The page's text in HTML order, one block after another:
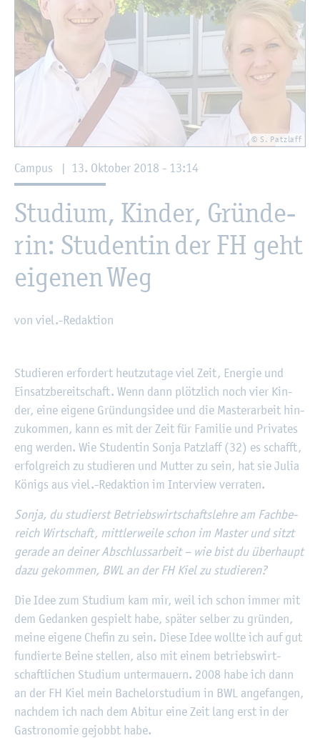
© S. Patzlaff
Cam­pus | 13. Ok­to­ber 2018 - 13:14
Stu­di­um, Kin­der, Grün­de­
rin: Stu­den­tin der FH geht
ei­ge­nen Weg
von viel.-Re­dak­ti­on
Stu­die­ren er­for­dert heut­zu­ta­ge viel Zeit, En­er­gie und
Ein­satz­be­reit­schaft. Wenn dann plötz­lich noch vier Kin­
der, eine ei­ge­ne Grün­dungs­idee und die Mas­ter­ar­beit hin­
zu­kom­men, kann es mit der Zeit für Fa­mi­lie und Pri­va­tes
eng wer­den. Wie Stu­den­tin Sonja Patzlaff (32) es schafft,
er­folg­reich zu stu­die­ren und Mut­ter zu sein, hat sie Julia
Kö­nigs aus viel.-Re­dak­ti­on im In­ter­view ver­ra­ten.
Sonja, du stu­dierst Be­triebs­wirt­schafts­leh­re am Fach­be­
reich Wirt­schaft, mitt­ler­wei­le schon im Mas­ter und sitzt
ge­ra­de an dei­ner Ab­schluss­ar­beit – wie bist du über­haupt
dazu ge­kom­men, BWL an der FH Kiel zu stu­die­ren?
Die Idee zum Stu­di­um kam mir, weil ich schon immer mit
dem Ge­dan­ken ge­spielt habe, spä­ter sel­ber zu grün­den,
meine ei­ge­ne Che­fin zu sein. Diese Idee woll­te ich auf gut
fun­dier­te Beine stel­len, also mit einem be­triebs­wirt­
schaft­li­chen Stu­di­um un­ter­mau­ern. 2008 habe ich dann
an der FH Kiel mein Ba­che­lor­stu­di­um in BWL an­ge­fan­gen,
nach­dem ich nach dem Ab­itur eine Zeit lang erst in der
Gas­tro­no­mie ge­jobbt habe.
©Fach­hoch­schu­le Kiel